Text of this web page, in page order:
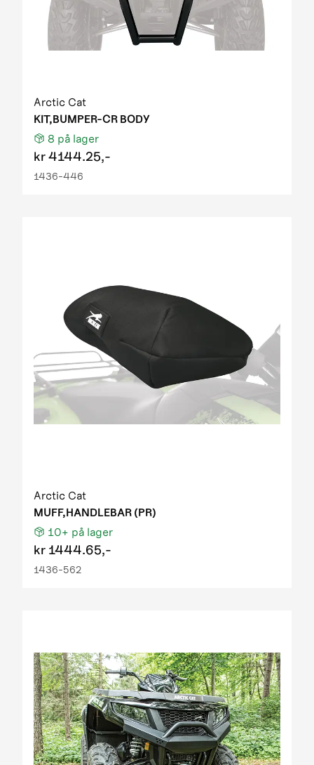
Arctic Cat
KIT,BUMPER-CR BODY
8 på lager
kr4144.25,-
1436-446
Arctic Cat
MUFF,HANDLEBAR (PR)
10+ på lager
kr 1444.65,-
1436-562